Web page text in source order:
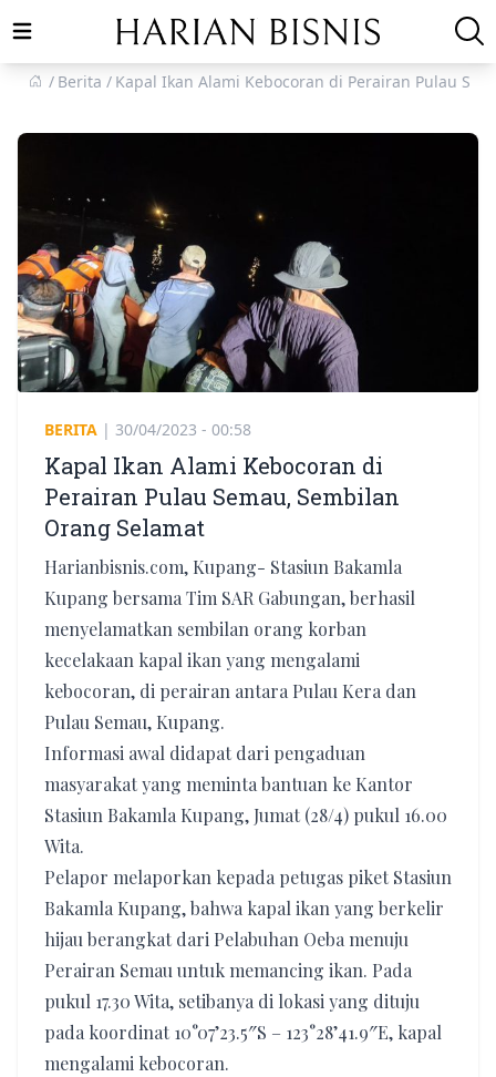
Open main menu
Berita
Kapal Ikan Alami Kebocoran di Perairan Pulau
BERITA | 30/04/2023 - 00:58
Kapal Ikan Alami Kebocoran di
Perairan Pulau Semau, Sembilan
Orang Selamat
Harianbisnis.com, Kupang- Stasiun Bakamla
Kupang bersama Tim SAR Gabungan, berhasil
menyelamatkan sembilan orang korban
kecelakaan kapal ikan yang mengalami
kebocoran, di perairan antara Pulau Kera dan
Pulau Semau, Kupang.
Informasi awal didapat dari pengaduan
masyarakat yang meminta bantuan ke Kantor
Stasiun Bakamla Kupang, Jumat (28/4) pukul 16.00
Wita.
Pelapor melaporkan kepada petugas piket Stasiun
Bakamla Kupang, bahwa kapal ikan yang berkelir
hijau berangkat dari Pelabuhan Oeba menuju
Perairan Semau untuk memancing ikan. Pada
pukul 17.30 Wita, setibanya di lokasi yang dituju
pada koordinat 10°07’23.5″S – 123°28’41.9″E, kapal
mengalami kebocoran.